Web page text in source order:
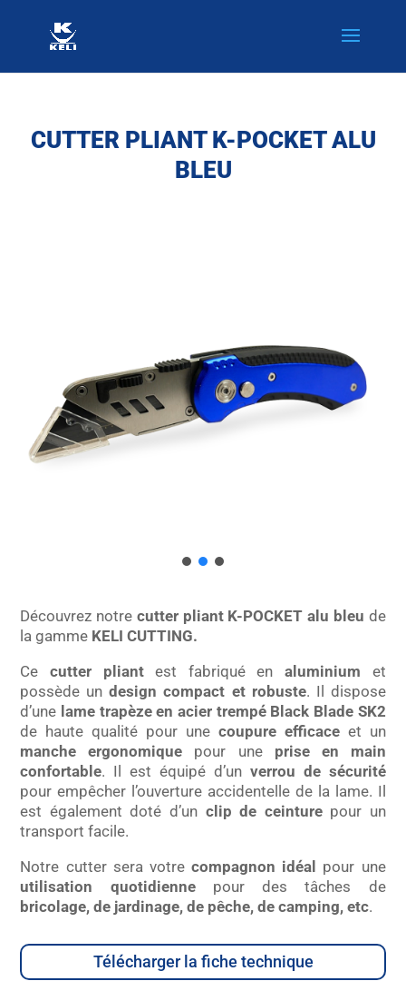
CUTTER PLIANT K-POCKET ALU
BLEU
Découvrez notre cutter pliant K-POCKET alu bleu de
la gamme KELI CUTTING.
Cecutter pliantest fabriqué enaluminium et
possède undesign compact et robuste. Il dispose
d’une lame trapèze en acier trempé Black Blade SK2
de haute qualité pour une coupure efficace et un
manche ergonomique pour une prise en main
confortable. Il est équipé d’un verrou de sécurité
pour empêcher l’ouverture accidentelle de la lame. Il
est également doté d’un clip de ceinture pour un
transport facile.
Notre cutter sera votrecompagnon idéal pour une
utilisation quotidienne pour des tâches de
bricolage, de jardinage, de pêche, de camping, etc.
Télécharger la fiche technique